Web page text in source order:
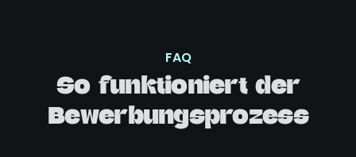
FAQ
So funktioniert der
Bewerbungsprozess